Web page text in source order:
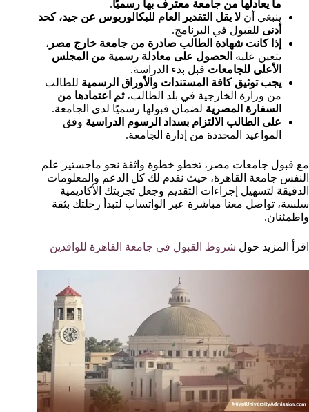
ما يعادلها من جامعة معترف بها رسميًا.
ينبغي أن لا يقل التقدير العام للبكالوريوس عن جيد، كحد
أدنى للقبول في البرنامج.
إذا كانت شهادة الطالب صادرة من جامعة خارج مصر ،
يتعين عليه الحصول على معادلة رسمية من المجلس
الأعلى للجامعات قبل بدء الدراسة.
يجب توثيق كافة المستندات والأوراق الرسمية للطالب
من وزارة الخارجية في بلد الطالب،ثم اعتمادها من
السفارة المصرية لضمان قبولها رسميًا لدى الجامعة.
على الطالب الالتزام بسداد الرسوم الدراسية وفق
المواعيد المحددة من إدارة الجامعة.
مع قبول جامعات مصر، تخطو خطوة واثقة نحو ماجستير علم
النفس جامعة القاهرة، حيث نقدم لك كل الدعم والمعلومات
الدقيقة لتسهيل إجراءات التقديم وجعل تجربتك الأكاديمية
سلسة، تواصل معنا مباشرة عبر الواتساب لتبدأ رحلتك بثقة
واطمئنان.
اقرأ المزيد حول شروط القبول في جامعة القاهرة للوافدين